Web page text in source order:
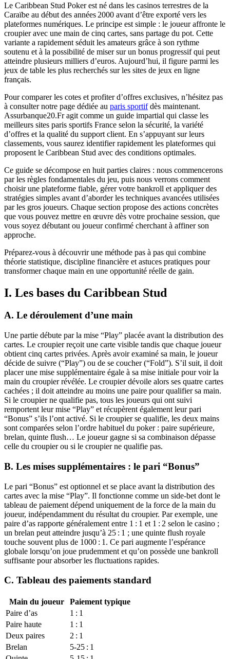
Le Caribbean Stud Poker est né dans les casinos terrestres de la
Caraïbe au début des années 2000 avant d’être exporté vers les
plateformes numériques. Le principe est simple : le joueur affronte le
croupier avec une main de cinq cartes, sans partage du pot. Cette
variante a rapidement séduit les amateurs grâce à son rythme
soutenu et à la possibilité de miser sur un bonus progressif qui peut
atteindre plusieurs milliers d’euros. Aujourd’hui, il figure parmi les
jeux de table les plus recherchés sur les sites de jeux en ligne
français.
Pour comparer les cotes et profiter d’offres exclusives, n’hésitez pas
à consulter notre page dédiée au paris sportifdès maintenant.
Assurbanque20.Fr agit comme un guide impartial qui classe les
meilleurs sites paris sportifs France selon la sécurité, la variété
d’offres et la qualité du support client. En s’appuyant sur leurs
classements, vous saurez identifier rapidement les plateformes qui
proposent le Caribbean Stud avec des conditions optimales.
Ce guide se décompose en huit parties claires : nous commencerons
par les règles fondamentales du jeu, puis nous verrons comment
choisir une plateforme fiable, gérer votre bankroll et appliquer des
stratégies simples avant d’aborder les techniques avancées utilisées
par les gros joueurs. Chaque section propose des actions concrètes
que vous pouvez mettre en œuvre dès votre prochaine session, que
vous soyez débutant ou joueur confirmé cherchant à affiner son
approche.
Préparez‑vous à découvrir une méthode pas à pas qui combine
théorie statistique, discipline financière et astuces pratiques pour
transformer chaque main en une opportunité réelle de gain.
I. Les bases du Caribbean Stud
A. Le déroulement d’une main
Une partie débute par la mise “Play” placée avant la distribution des
cartes. Le croupier reçoit une carte visible tandis que chaque joueur
obtient cinq cartes privées. Après avoir examiné sa main, le joueur
décide de suivre (“Play”) ou de se coucher (“Fold”). S’il suit, il doit
placer une mise supplémentaire égale à sa mise initiale pour voir la
main du croupier révélée. Le croupier dévoile alors ses quatre cartes
cachées ; il doit atteindre au moins une paire pour qualifier sa main.
Si le croupier ne qualifie pas, tous les joueurs qui ont suivi
remportent leur mise “Play” et récupèrent également leur pari
“Bonus” s’ils l’ont activé. Si le croupier se qualifie, les deux mains
sont comparées selon l’ordre habituel du poker : paire supérieure,
brelan, quinte flush… Le joueur gagne si sa combinaison dépasse
celle du croupier ou si le croupier ne qualifie pas.
B. Les mises supplémentaires : le pari “Bonus”
Le pari “Bonus” est optionnel et se place avant la distribution des
cartes avec la mise “Play”. Il fonctionne comme un side‑bet dont le
tableau de paiement dépend uniquement de la force de la main du
joueur, indépendamment du résultat du croupier. Par exemple, une
paire d’as rapporte généralement entre 1 : 1 et 1 : 2 selon le casino ;
un brelan peut atteindre jusqu’à 25 : 1 ; une quinte flush royale
touche souvent plus de 1000 : 1. Ce pari augmente l’espérance
globale lorsqu’on joue prudemment et qu’on possède une bankroll
suffisante pour absorber les fluctuations rapides.
C. Tableau des paiements standard
Main du joueur
Paiement typique
Paire d’as
1 : 1
Paire haute
1 : 1
Deux paires
2 : 1
Brelan
5‑25 : 1